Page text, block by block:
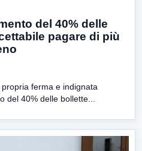
del 40% delle
pagare di più
ferma e indignata
del 40% delle bollette...